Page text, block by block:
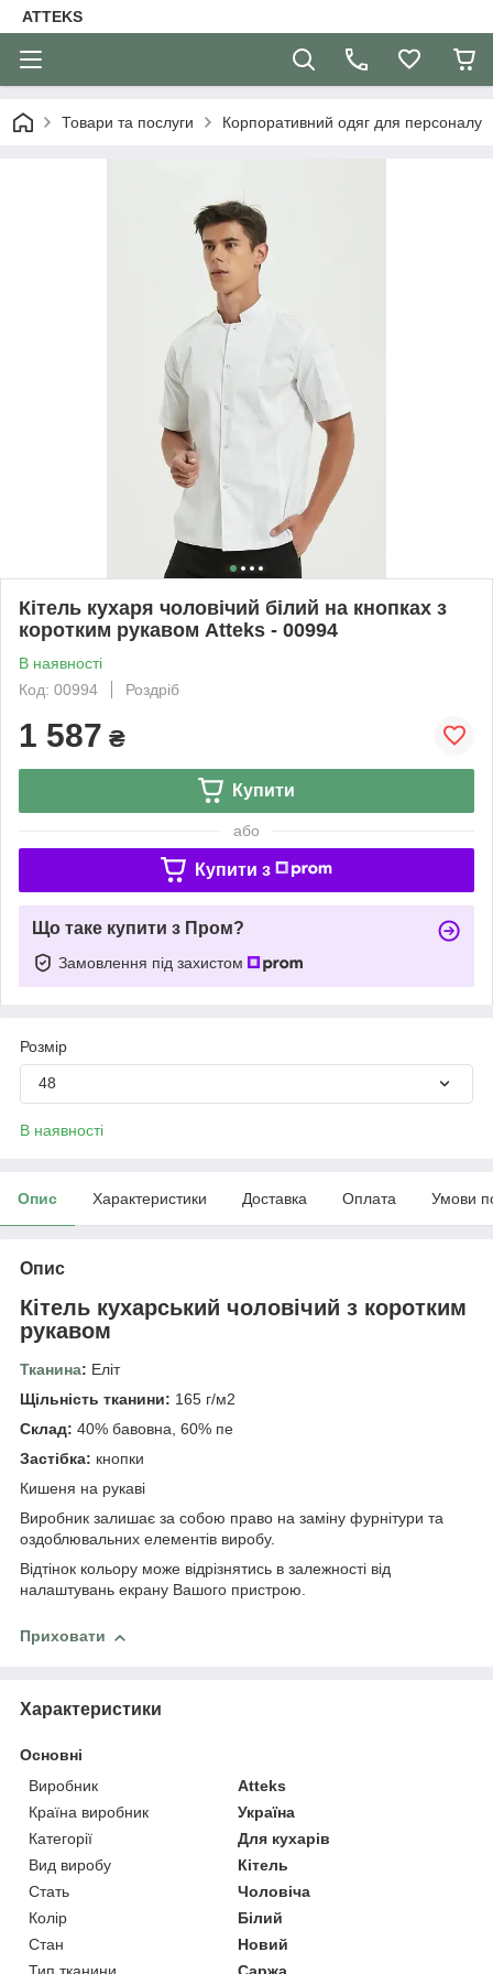
ATTEKS
Товари та послуги Корпоративний одяг для персоналу
Кітель кухаря чоловічий білий на кнопках з
коротким рукавом Atteks - 00994
В наявності
Код: 00994
Роздріб
1 587 ₴
Купити
або
Купити з
Що таке купити з Пром?
Замовлення під захистом
Розмір
48
В наявності
Опис Характеристики Доставка Оплата Умови
Опис
Кітель кухарський чоловічий з коротким
рукавом
Тканина: Еліт
Щільність тканини: 165 г/м2
Склад: 40% бавовна, 60% пе
Застібка: кнопки
Кишеня на рукаві
Виробник залишає за собою право на заміну фурнітури та
оздоблювальних елементів виробу.
Відтінок кольору може відрізнятись в залежності від
налаштувань екрану Вашого пристрою.
Приховати
Характеристики
Основні
Виробник
Atteks
Країна виробник
Україна
Категорії
Для кухарів
Вид виробу
Кітель
Стать
Чоловіча
Колір
Білий
Стан
Новий
Тип тканини
Саржа